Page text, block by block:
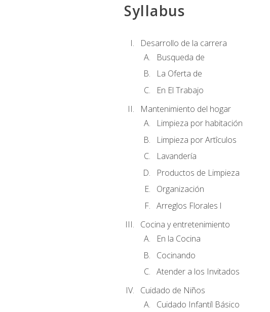
Syllabus
Desarrollo de la carrera
Busqueda de
La Oferta de
En El Trabajo
Mantenimiento del hogar
Limpieza por habitación
Limpieza por Artîculos
Lavandería
Productos de Limpieza
Organización
Arreglos Florales l
Cocina y entretenimiento
En la Cocina
Cocinando
Atender a los Invitados
Cuidado de Niños
Cuidado Infantíl Básico